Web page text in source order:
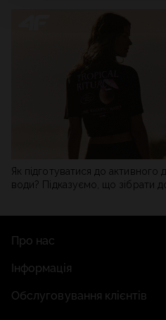
Як підготуватися до активного
води? Підказуємо, що зібрати
Про нас
Інформація
Обслуговування клієнтів